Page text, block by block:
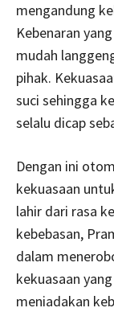
mengandung
Kebenaran
mudah
pihak.
suci sehingga
selalu dicap
Dengan ini
kekuasaan
lahir dari rasa
kebebasan,
dalam
kekuasaan
meniadakan